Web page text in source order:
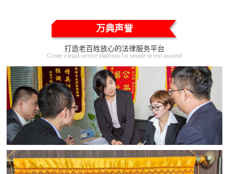
万典声誉
打造老百姓放心的法律服务平台
Create a legal service platform for people to rest assured